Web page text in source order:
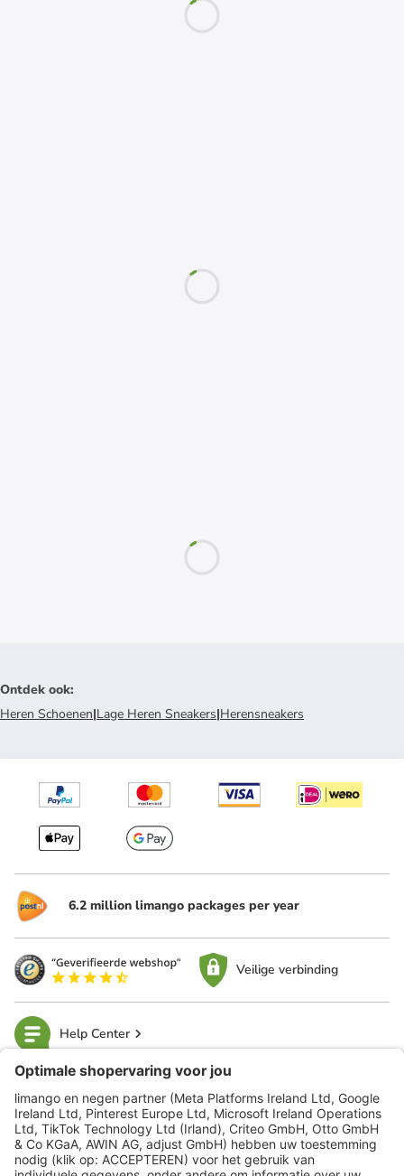
Ontdek ook:
Heren Schoenen|Lage Heren Sneakers|Herensneakers
6.2 million limango packages per year
Veilige verbinding
Help Center
limango
Veilig winkelen